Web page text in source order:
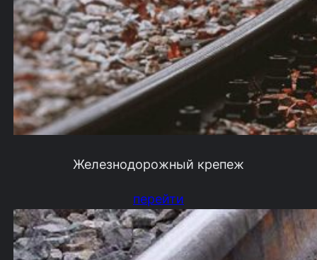
Железнодорожный крепеж
перейти